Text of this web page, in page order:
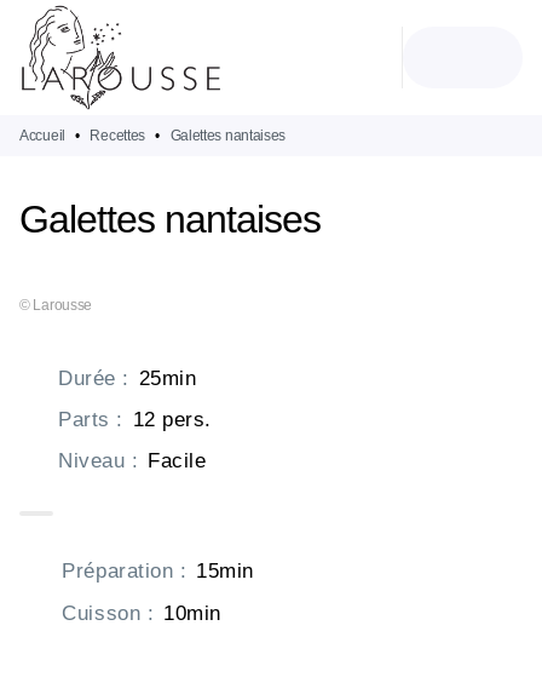
MENU
PIED DE PAGE
Accueil • Recettes • Galettes nantaises
Galettes nantaises
© Larousse
Durée : 25min
Parts : 12 pers.
Niveau : Facile
Préparation : 15min
Cuisson : 10min